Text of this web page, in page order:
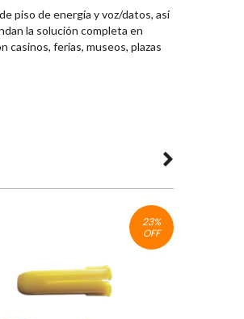
piso de energía y voz/datos, así
la solución completa en
ferias, museos, plazas
23%
OFF